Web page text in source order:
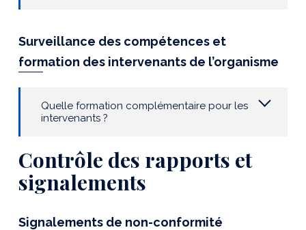
Surveillance des compétences et
formation des intervenants de l’organisme
Quelle formation complémentaire pour les
intervenants ?
Contrôle des rapports et
signalements
Signalements de non-conformité